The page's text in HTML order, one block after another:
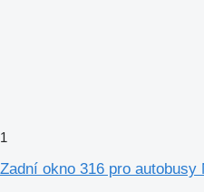
1
Zadní okno 316 pro autobusy